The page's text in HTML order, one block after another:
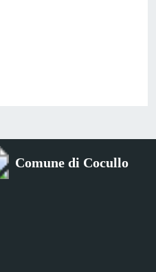
Comune di Cocullo